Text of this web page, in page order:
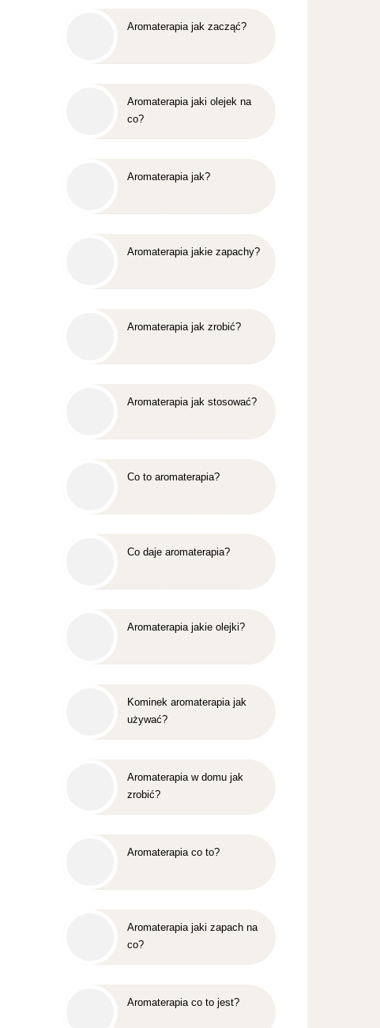
Aromaterapia jak zacząć?
Aromaterapia jaki olejek na
co?
Aromaterapia jak?
Aromaterapia jakie zapachy?
Aromaterapia jak zrobić?
Aromaterapia jak stosować?
Co to aromaterapia?
Co daje aromaterapia?
Aromaterapia jakie olejki?
Kominek aromaterapia jak
używać?
Aromaterapia w domu jak
zrobić?
Aromaterapia co to?
Aromaterapia jaki zapach na
co?
Aromaterapia co to jest?